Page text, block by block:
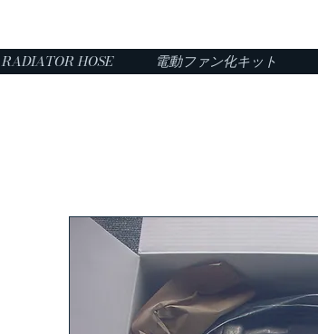
RADIATOR HOSE 電動ファン化キット